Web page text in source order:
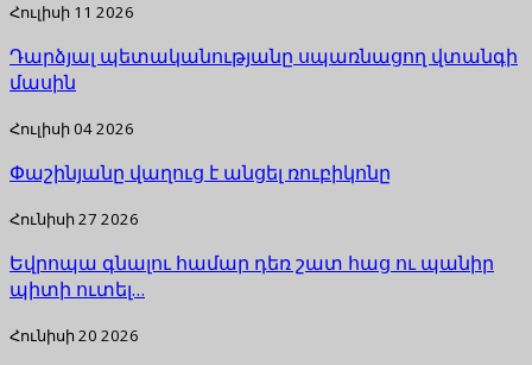
Հուլիսի 11 2026
Դարձյալ պետականությանը սպառնացող վտանգի
մասին
Հուլիսի 04 2026
Փաշինյանը վաղուց է անցել ռուբիկոնը
Հունիսի 27 2026
Եվրոպա գնալու համար դեռ շատ հաց ու պանիր
պիտի ուտել…
Հունիսի 20 2026